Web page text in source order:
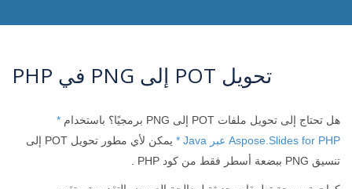
تحويل POT إلى PNG في PHP
هل تحتاج إلى تحويل ملفات POT إلى PNG برمجيًا؟ باستخدام
*
Aspose.Slides for PHP عبر Java *
يمكن لأي مطور تحويل POT إلى
تنسيق PNG ببضعة أسطر فقط من كود PHP .